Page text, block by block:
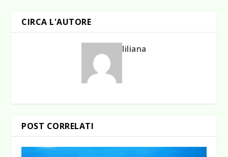
CIRCA L'AUTORE
liliana
POST CORRELATI